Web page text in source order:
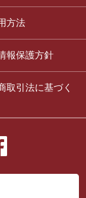
方法
報保護方針
取引法に基づく